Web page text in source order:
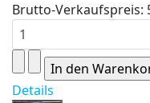
Brutto-Verkaufspreis:
Details